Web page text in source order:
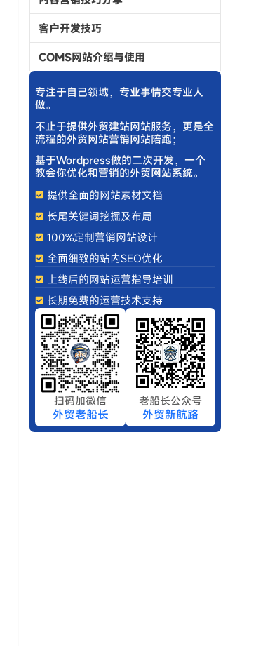
客户开发技巧
COMS网站介绍与使用
专注于自己领域，专业事情交专业人
做。
不止于提供外贸建站网站服务，更是全
流程的外贸网站营销网站陪跑；
基于Wordpress做的二次开发，一个
教会你优化和营销的外贸网站系统。
提供全面的网站素材文档
长尾关键词挖掘及布局
100%定制营销网站设计
全面细致的站内SEO优化
上线后的网站运营指导培训
长期免费的运营技术支持
扫码加微信
外贸老船长
老船长公众号
外贸新航路